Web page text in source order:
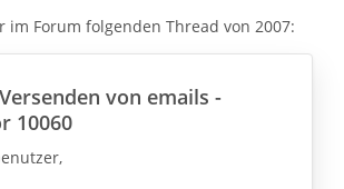
im Forum folgenden Thread von 2007:
von emails -
10060